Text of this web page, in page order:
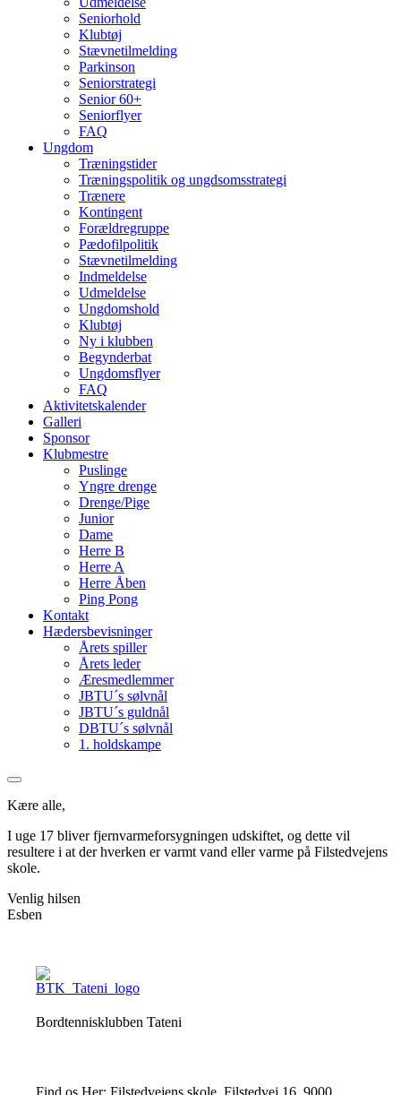
Seniorhold
Klubtøj
Stævnetilmelding
Parkinson
Seniorstrategi
Senior 60+
Seniorflyer
FAQ
Ungdom
Træningstider
Træningspolitik og ungdsomsstrategi
Trænere
Kontingent
Forældregruppe
Pædofilpolitik
Stævnetilmelding
Indmeldelse
Udmeldelse
Ungdomshold
Klubtøj
Ny i klubben
Begynderbat
Ungdomsflyer
FAQ
Aktivitetskalender
Galleri
Sponsor
Klubmestre
Puslinge
Yngre drenge
Drenge/Pige
Junior
Dame
Herre B
Herre A
Herre Åben
Ping Pong
Kontakt
Hædersbevisninger
Årets spiller
Årets leder
Æresmedlemmer
JBTU´s sølvnål
JBTU´s guldnål
DBTU´s sølvnål
1. holdskampe
Kære alle,
I uge 17 bliver fjernvarmeforsygningen udskiftet, og dette vil
resultere i at der hverken er varmt vand eller varme på Filstedvejens
skole.
Venlig hilsen
Esben
Bordtennisklubben Tateni
Find os Her: Filstedvejens skole, Filstedvej 16, 9000